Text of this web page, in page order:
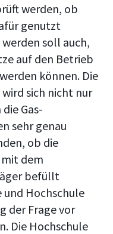
werden, ob
genutzt
soll auch,
auf den Betrieb
können. Die
sich nicht nur
Gas-
sehr genau
ob die
dem
befüllt
Hochschule
der Frage vor
Die Hochschule